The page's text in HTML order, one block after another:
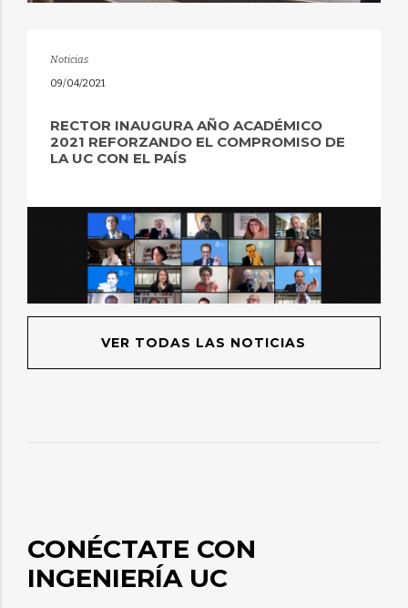
Noticias
09/04/2021
RECTOR INAUGURA AÑO ACADÉMICO
2021 REFORZANDO EL COMPROMISO DE
LA UC CON EL PAÍS
VER TODAS LAS NOTICIAS
CONÉCTATE CON
INGENIERÍA UC